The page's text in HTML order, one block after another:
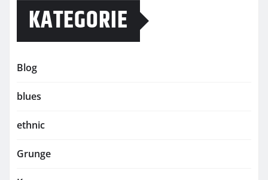
KATEGORIE
Blog
blues
ethnic
Grunge